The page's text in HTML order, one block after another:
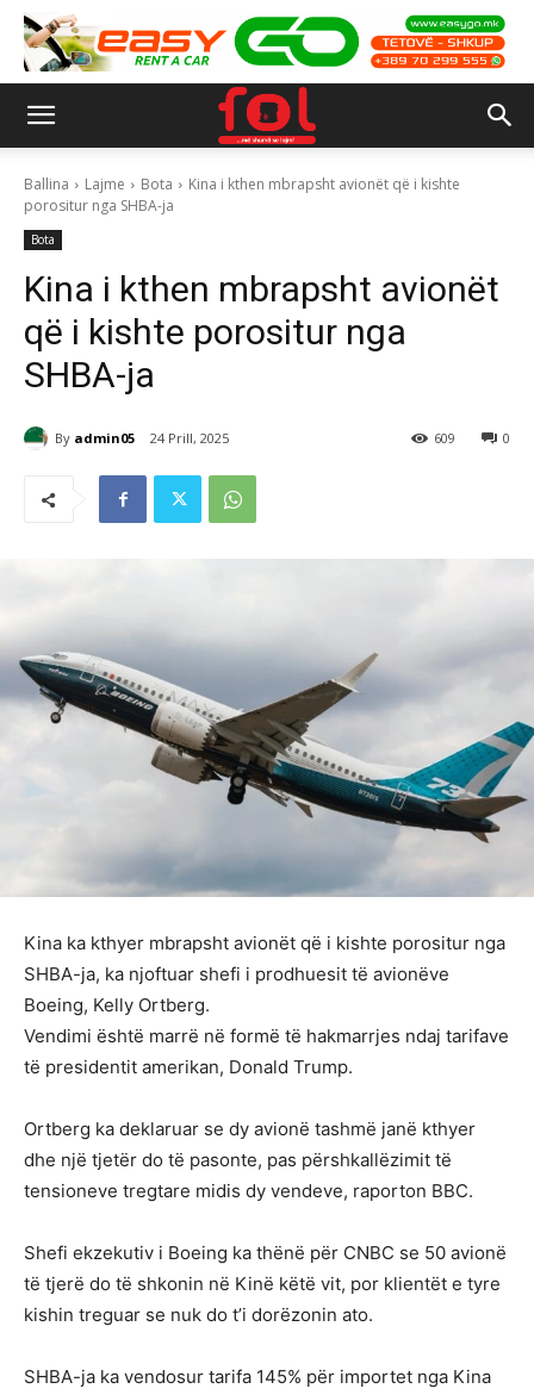
Ballina Lajme Bota
Kina i kthen mbrapsht avionët që i kishte
porositur nga SHBA-ja
Bota
Kina i kthen mbrapsht avionët
që i kishte porositur nga
SHBA-ja
By admin05 24 Prill, 2025 0
609
Kina ka kthyer mbrapsht avionët që i kishte porositur nga
SHBA-ja, ka njoftuar shefi i prodhuesit të avionëve
Boeing, Kelly Ortberg.
Vendimi është marrë në formë të hakmarrjes ndaj tarifave
të presidentit amerikan, Donald Trump.
Ortberg ka deklaruar se dy avionë tashmë janë kthyer
dhe një tjetër do të pasonte, pas përshkallëzimit të
tensioneve tregtare midis dy vendeve, raporton BBC.
Shefi ekzekutiv i Boeing ka thënë për CNBC se 50 avionë
të tjerë do të shkonin në Kinë këtë vit, por klientët e tyre
kishin treguar se nuk do t’i dorëzonin ato.
SHBA-ja ka vendosur tarifa 145% për importet nga Kina